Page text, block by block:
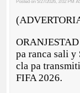
Posted on 5/27/2026, 3:02 PM
pa ranca sali y
cla pa
FIFA 2026.